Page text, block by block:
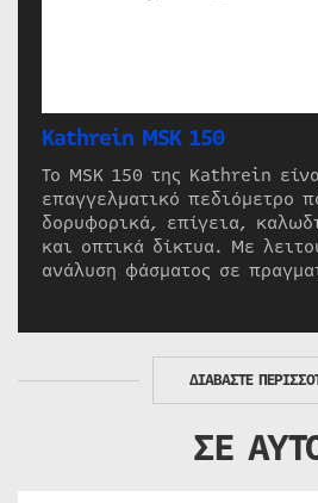
Kathrein MSK 150
Το MSK 150 της Kathrein
επαγγελματικό πεδιόμετρο
δορυφορικά, επίγεια,
και οπτικά δίκτυα. Με
ανάλυση φάσματος σε
ΔΙΑΒΑΣΤΕ
ΣΕ